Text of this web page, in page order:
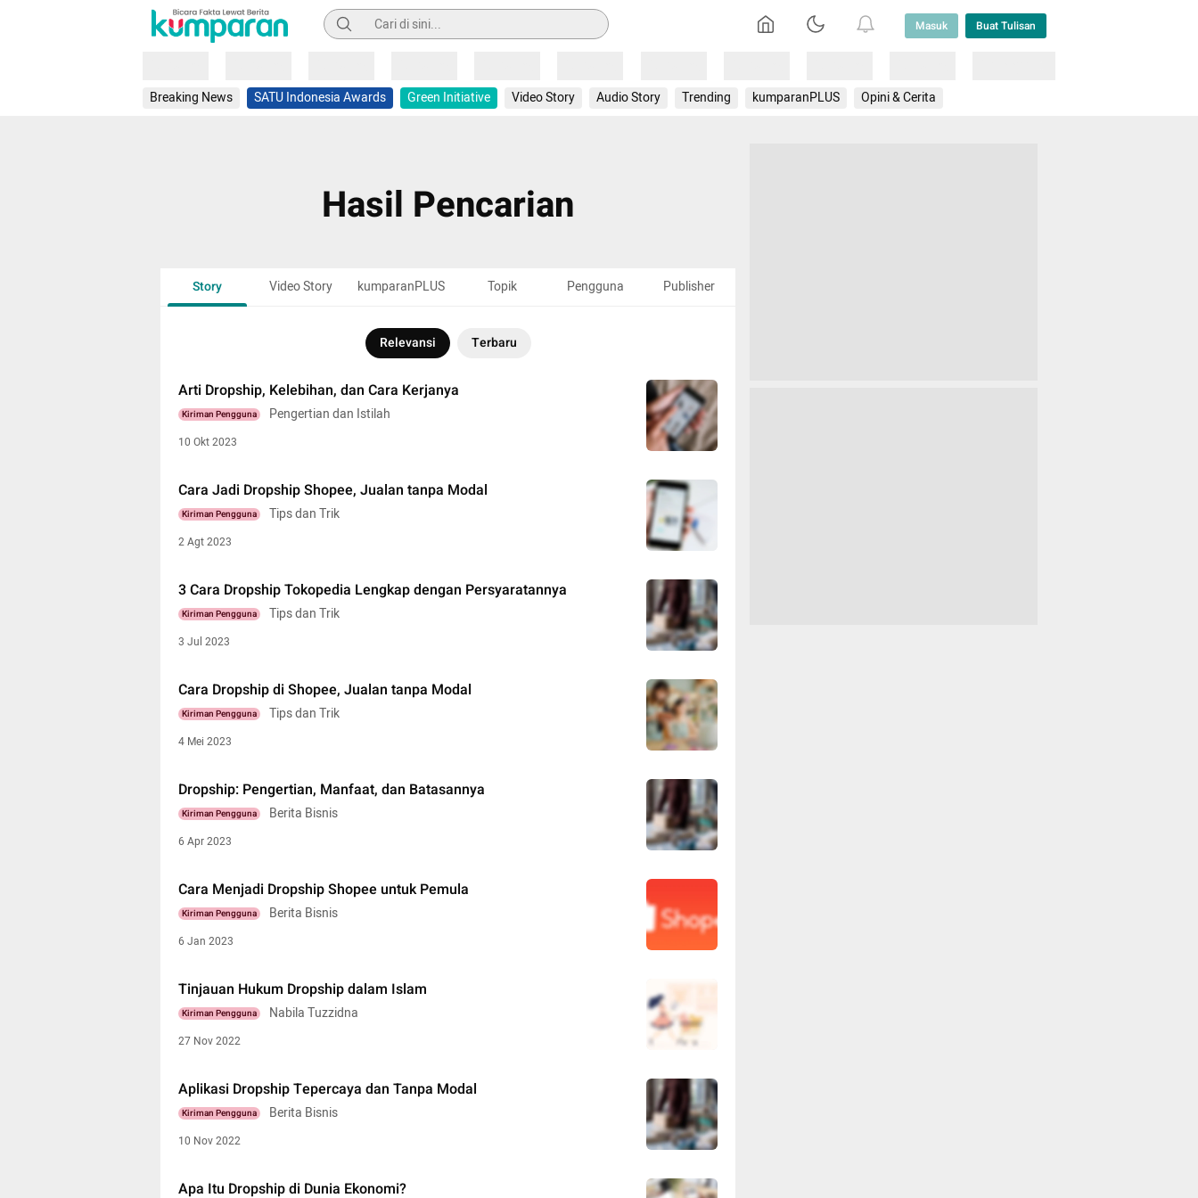
Pencarian Masuk Buat Tulisan
Breaking News SATU Indonesia Awards Green Initiative Video Story Audio Story Trending kumparanPLUS Opini & Cerita
Hasil Pencarian
Story Video Story kumparanPLUS Topik Pengguna Publisher
Relevansi Terbaru
Arti Dropship, Kelebihan, dan Cara Kerjanya
Kiriman Pengguna Pengertian dan Istilah
10 Okt 2023
Cara Jadi Dropship Shopee, Jualan tanpa Modal
Kiriman Pengguna Tips dan Trik
2 Agt 2023
3 Cara Dropship Tokopedia Lengkap dengan Persyaratannya
Kiriman Pengguna Tips dan Trik
3 Jul 2023
Cara Dropship di Shopee, Jualan tanpa Modal
Kiriman Pengguna Tips dan Trik
4 Mei 2023
Dropship: Pengertian, Manfaat, dan Batasannya
Kiriman Pengguna Berita Bisnis
6 Apr 2023
Cara Menjadi Dropship Shopee untuk Pemula
Kiriman Pengguna Berita Bisnis
6 Jan 2023
Tinjauan Hukum Dropship dalam Islam
Kiriman Pengguna Nabila Tuzzidna
27 Nov 2022
Aplikasi Dropship Tepercaya dan Tanpa Modal
Kiriman Pengguna Berita Bisnis
10 Nov 2022
Apa Itu Dropship di Dunia Ekonomi?